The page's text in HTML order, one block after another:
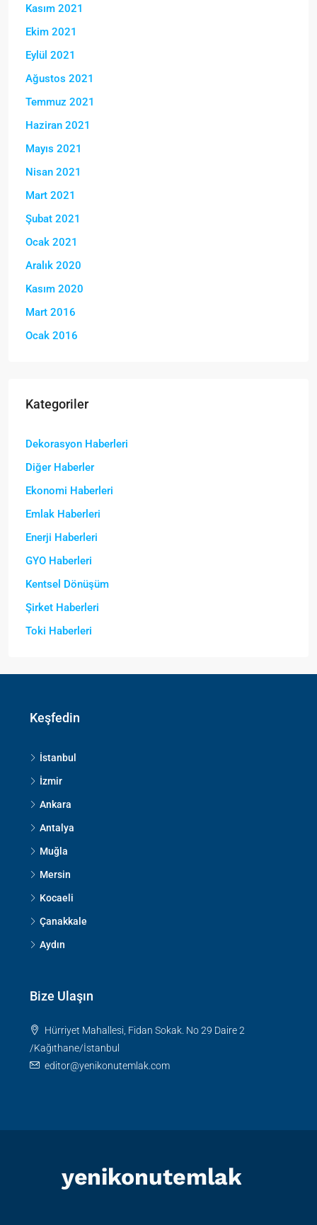
Kasım 2021
Ekim 2021
Eylül 2021
Ağustos 2021
Temmuz 2021
Haziran 2021
Mayıs 2021
Nisan 2021
Mart 2021
Şubat 2021
Ocak 2021
Aralık 2020
Kasım 2020
Mart 2016
Ocak 2016
Kategoriler
Dekorasyon Haberleri
Diğer Haberler
Ekonomi Haberleri
Emlak Haberleri
Enerji Haberleri
GYO Haberleri
Kentsel Dönüşüm
Şirket Haberleri
Toki Haberleri
Keşfedin
İstanbul
İzmir
Ankara
Antalya
Muğla
Mersin
Kocaeli
Çanakkale
Aydın
Bize Ulaşın
Hürriyet Mahallesi, Fidan Sokak. No 29 Daire 2
/Kağıthane/İstanbul
editor@yenikonutemlak.com